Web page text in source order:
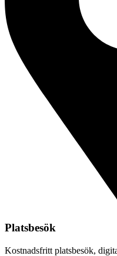
Platsbesök
Kostnadsfritt platsbesök,